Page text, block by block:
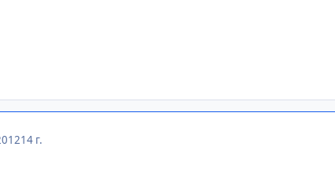
14 г.